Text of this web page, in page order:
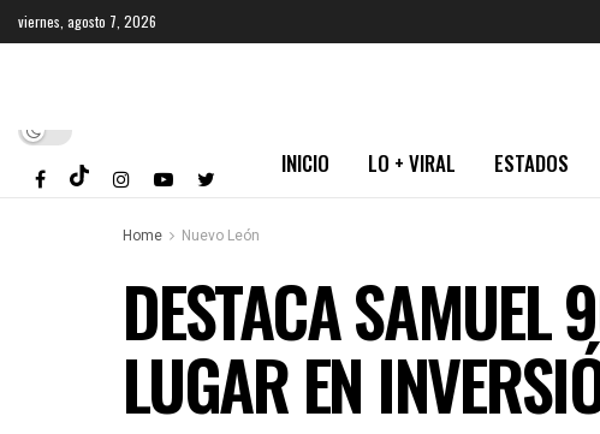
viernes, agosto 7, 2026
INICIO LO + VIRAL ESTADOS
Home Nuevo León
DESTACA
LUGAR EN